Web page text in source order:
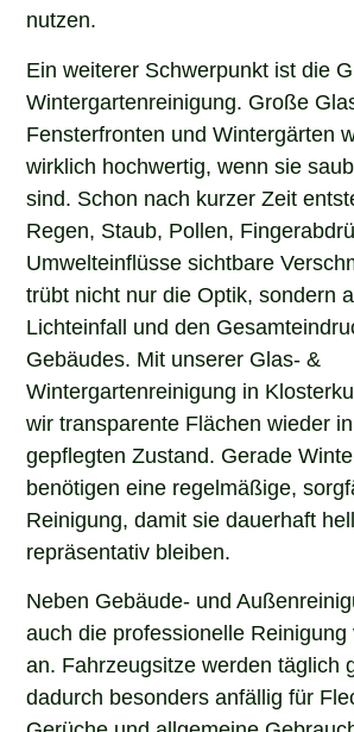
nutzen.
Ein weiterer Schwerpunkt ist die
Wintergartenreinigung. Große
Fensterfronten und Wintergärten
wirklich hochwertig, wenn sie
sind. Schon nach kurzer Zeit
Regen, Staub, Pollen,
Umwelteinflüsse sichtbare
trübt nicht nur die Optik, sondern
Lichteinfall und den
Gebäudes. Mit unserer Glas- &
Wintergartenreinigung in
wir transparente Flächen wieder
gepflegten Zustand. Gerade
benötigen eine regelmäßige,
Reinigung, damit sie dauerhaft
repräsentativ bleiben.
Neben Gebäude- und
auch die professionelle Reinigung
an. Fahrzeugsitze werden täglich
dadurch besonders anfällig für